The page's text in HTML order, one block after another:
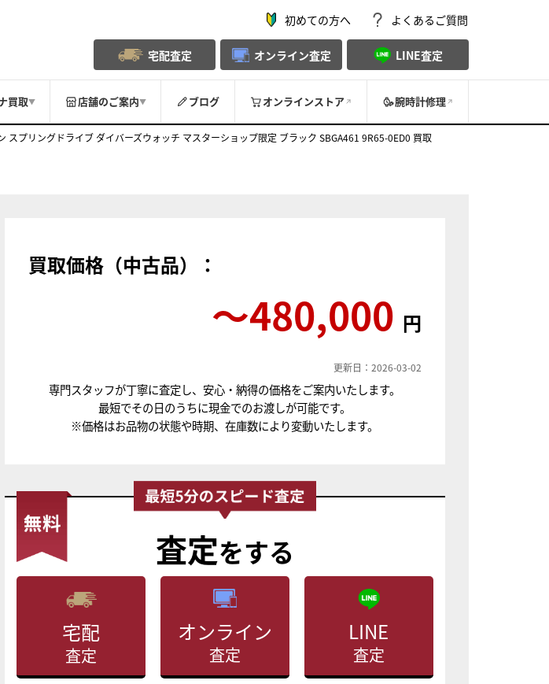
初めての方へ よくあるご質問
宅配査定 オンライン査定 LINE査定
買取▼ 店舗のご案内▼ ブログ オンラインストア 腕時計修理
スプリングドライブ ダイバーズウォッチ マスターショップ限定 ブラック SBGA461 9R65-0ED0 買取
買取価格（中古品）：
〜480,000 円
更新日：2026-03-02
専門スタッフが丁寧に査定し、安心・納得の価格をご案内いたします。
最短でその日のうちに現金でのお渡しが可能です。
※価格はお品物の状態や時期、在庫数により変動いたします。
査定をする
宅配
査定
オンライン
査定
LINE
査定